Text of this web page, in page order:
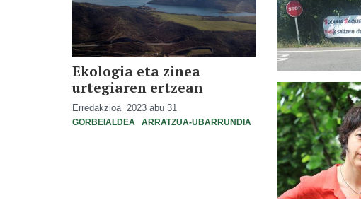
Ekologia eta zinea
urtegiaren ertzean
Erredakzioa 2023 abu 31
GORBEIALDEA ARRATZUA-UBARRUNDIA